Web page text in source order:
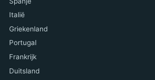
Italië
Griekenland
Portugal
Frankrijk
Duitsland